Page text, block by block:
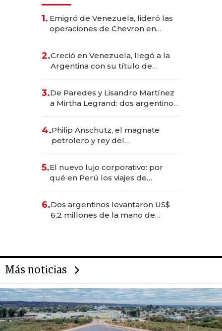
1. Emigró de Venezuela, lideró las
operaciones de Chevron en
2.Creció en Venezuela, llegó a la
Argentina con su título de
las marcas "fast premium"
3.De Paredes y Lisandro Martínez
a Mirtha Legrand: dos argentinos
4.Philip Anschutz, el magnate
petrolero y rey del
Fénix
5.El nuevo lujo corporativo: por
qué en Perú los viajes de
transformadoras
6.Dos argentinos levantaron US$
6,2 millones de la mano de
Más noticias